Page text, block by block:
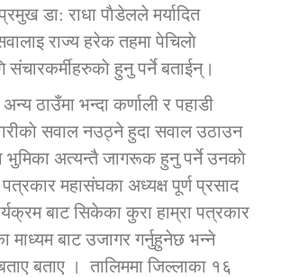
कर्णाली प्राविधि शिक्षालय जुम्लाको सुचना
न्यायिक समिति सम्बन्धी सन्देश
जुम्लाको महिला तथा लैङ्गिक हिंसा
डा: राधा पाैडेलले मर्यादित
राज्य हरेक तहमा पेचिलाे
संचारकर्मीहरुकाे हुनु पर्ने बताईन्।
ठाउँमा भन्दा कर्णाली र पहाडी
सवाल नउठ्ने हुदा सवाल उठाउन
अत्यन्तै जागरूक हुनु पर्ने उनकाे
महासंघका अध्यक्ष पूर्ण प्रसाद
बाट सिकेका कुरा हाम्रा पत्रकार
बाट उजागर गर्नुहुनेछ भन्ने
बताए । तालिममा जिल्लाका १६